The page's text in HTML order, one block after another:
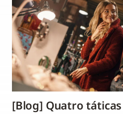
[Blog] Quatro